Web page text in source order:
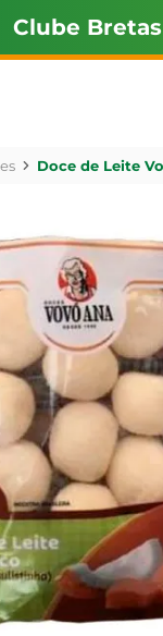
Clube Bretas
Doce de Leite